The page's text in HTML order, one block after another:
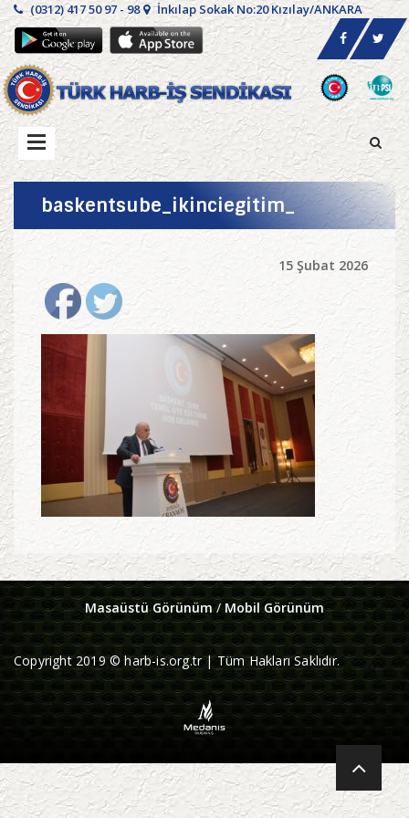
(0312) 417 50 97 - 98 İnkılap Sokak No:20 Kızılay/ANKARA
baskentsube_ikinciegitim_
15 Şubat 2026
Masaüstü Görünüm/ Mobil Görünüm
Copyright 2019 © harb-is.org.tr | Tüm Hakları Saklıdır.